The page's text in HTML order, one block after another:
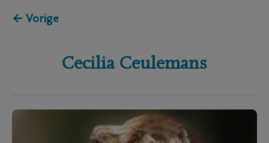
← Vorige
Cecilia Ceulemans